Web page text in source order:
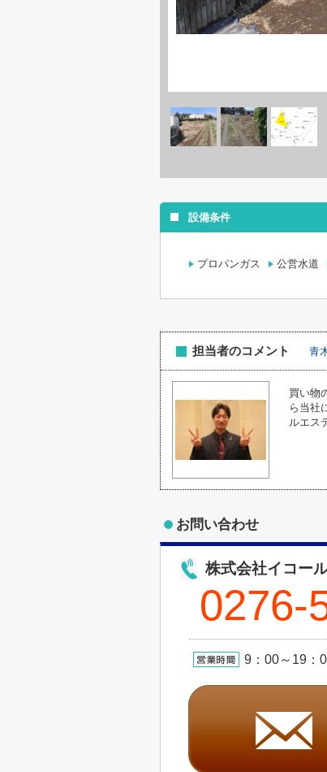
設備条件
プロパンガス 公営水道
担当者のコメント 青
買い物
ら当社
ルエス
お問い合わせ
株式会社イコー
0276-
9：00～19：